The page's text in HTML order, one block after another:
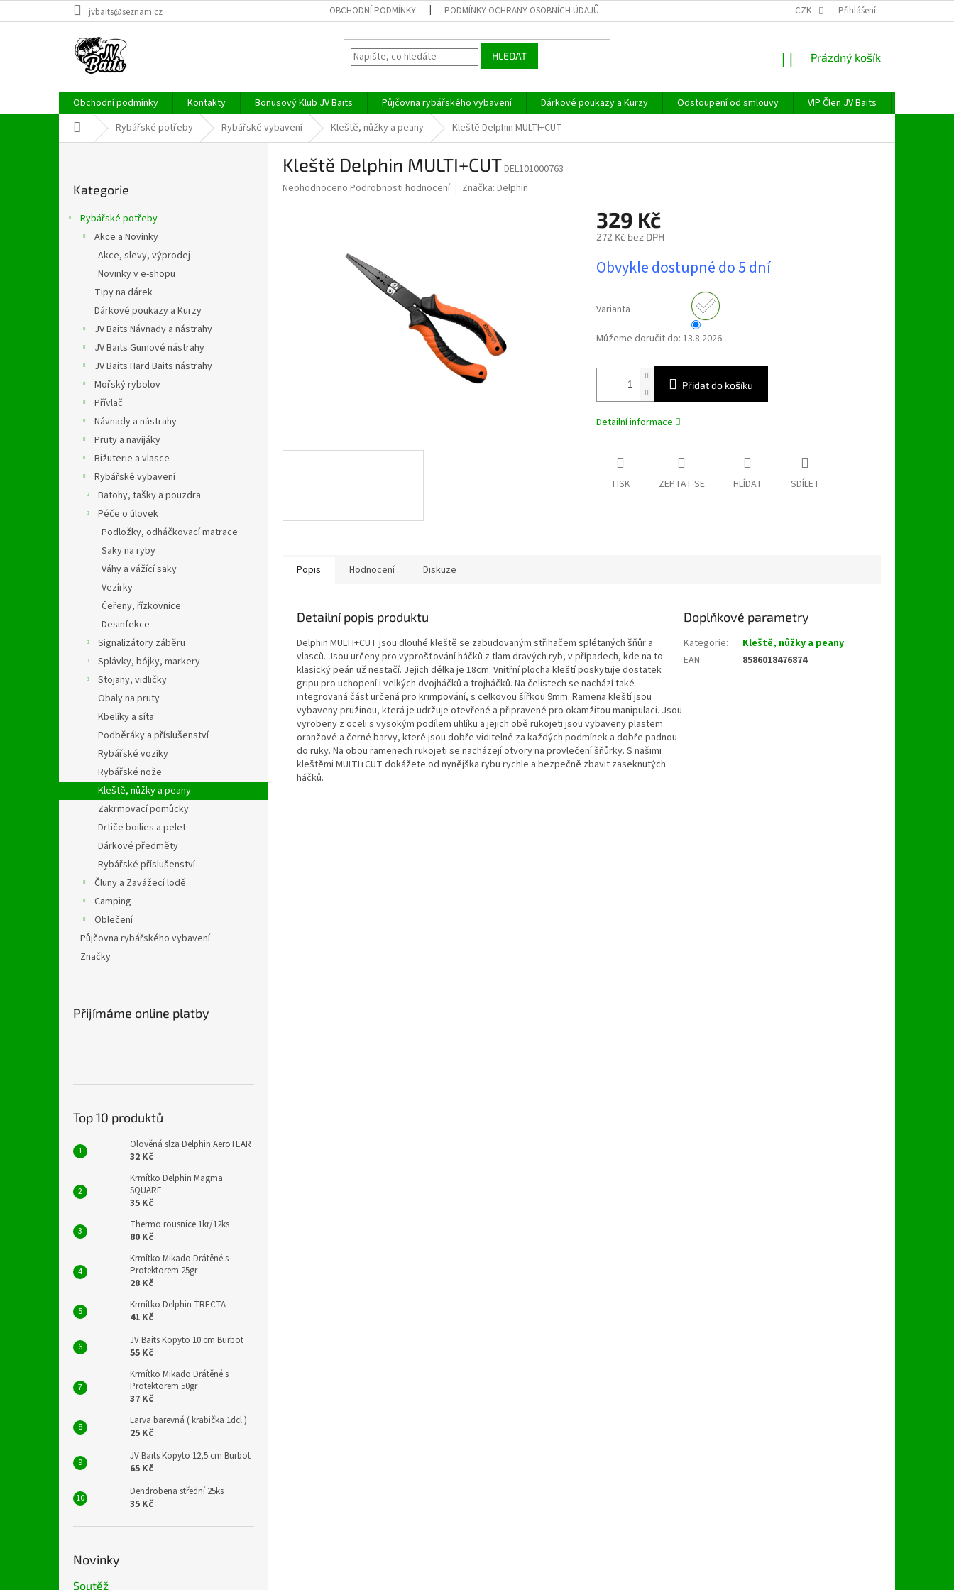
na
jvbaits@seznam.cz OBCHODNÍ PODMÍNKY PODMÍNKY OCHRANY OSOBNÍCH ÚDAJŮ CZK Přihlášení
HLEDAT
NÁKUPNÍ
Prázdný košík
Obchodní podmínky Kontakty Bonusový Klub JV Baits Půjčovna rybářského vybavení Dárkové poukazy a Kurzy Odstoupení od smlouvy VIP Člen JV Baits
Domů Rybářské potřeby Rybářské vybavení Kleště, nůžky a peany Kleště Delphin MULTI+CUT
kategorie
Kategorie
Rybářské potřeby
Akce a Novinky
Akce, slevy, výprodej
Novinky v e-shopu
Tipy na dárek
Dárkové poukazy a Kurzy
JV Baits Návnady a nástrahy
JV Baits Gumové nástrahy
JV Baits Hard Baits nástrahy
Mořský rybolov
Přívlač
Návnady a nástrahy
Pruty a navijáky
Bižuterie a vlasce
Rybářské vybavení
Batohy, tašky a pouzdra
Péče o úlovek
Podložky, odháčkovací matrace
Saky na ryby
Váhy a vážící saky
Vezírky
Čeřeny, řízkovnice
Desinfekce
Signalizátory záběru
Splávky, bójky, markery
Stojany, vidličky
Obaly na pruty
Kbelíky a síta
Podběráky a příslušenství
Rybářské vozíky
Rybářské nože
Kleště, nůžky a peany
Zakrmovací pomůcky
Drtiče boilies a pelet
Dárkové předměty
Rybářské příslušenství
Čluny a Zavážecí lodě
Camping
Oblečení
Půjčovna rybářského vybavení
Značky
Přijímáme online platby
Top 10 produktů
Olověná slza Delphin AeroTEAR
32 Kč
Krmítko Delphin Magma
SQUARE
35 Kč
Thermo rousnice 1kr/12ks
80 Kč
Krmítko Mikado Drátěné s
Protektorem 25gr
28 Kč
Krmítko Delphin TRECTA
41 Kč
JV Baits Kopyto 10 cm Burbot
55 Kč
Krmítko Mikado Drátěné s
Protektorem 50gr
37 Kč
Larva barevná ( krabička 1dcl )
25 Kč
JV Baits Kopyto 12,5 cm Burbot
65 Kč
Dendrobena střední 25ks
35 Kč
Novinky
Soutěž
Kleště Delphin MULTI+CUTDEL101000763
Průměrné
Neohodnoceno Podrobnosti hodnocení Značka: Delphin
329 Kč
272 Kč bez DPH
cena:
Obvykle dostupné do 5 dní
Varianta
Můžeme doručit do: 13.8.2026
Přidat do košíku
Detailní informace
TISK ZEPTAT SE HLÍDAT SDÍLET
Popis Hodnocení Diskuze
Detailní popis produktu
Delphin MULTI+CUT jsou dlouhé kleště se zabudovaným střihačem splétaných šňůr a
vlasců. Jsou určeny pro vyprošťování háčků z tlam dravých ryb, v případech, kde na to
klasický peán už nestačí. Jejich délka je 18cm. Vnitřní plocha kleští poskytuje dostatek
gripu pro uchopení i velkých dvojháčků a trojháčků. Na čelistech se nachází také
integrovaná část určená pro krimpování, s celkovou šířkou 9mm. Ramena kleští jsou
vybaveny pružinou, která je udržuje otevřené a připravené pro okamžitou manipulaci. Jsou
vyrobeny z oceli s vysokým podílem uhlíku a jejich obě rukojeti jsou vybaveny plastem
oranžové a černé barvy, které jsou dobře viditelné za každých podmínek a dobře padnou
do ruky. Na obou ramenech rukojeti se nacházejí otvory na provlečení šňůrky. S našimi
kleštěmi MULTI+CUT dokážete od nynějška rybu rychle a bezpečně zbavit zaseknutých
háčků.
Doplňkové parametry
Kategorie:
Kleště, nůžky a peany
EAN: 8586018476874